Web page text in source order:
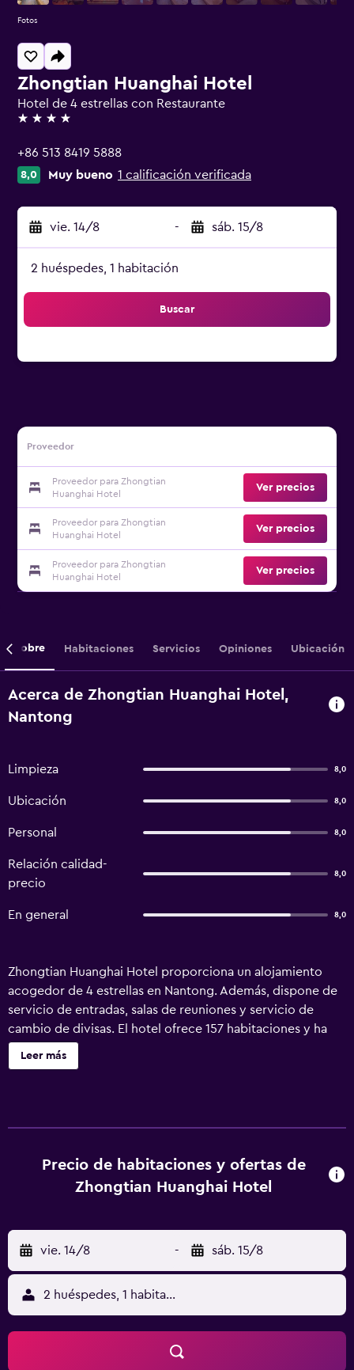
Zhongtian Huanghai Hotel
Hotel de 4 estrellas con Restaurante
4 estrellas
+86 513 8419 5888
8,0 Muy bueno 1 calificación verificada
vie. 14/8 - sáb. 15/8
2 huéspedes, 1 habitación
Buscar
Proveedor
Proveedor para Zhongtian
Huanghai Hotel
Ver precios
Proveedor para Zhongtian
Huanghai Hotel
Ver precios
Proveedor para Zhongtian
Huanghai Hotel
Ver precios
Fotos
Sobre Habitaciones Servicios Opiniones Ubicación
Acerca de Zhongtian Huanghai Hotel,
Nantong
Limpieza 8,0
Ubicación 8,0
Personal 8,0
Relación calidad-
precio
8,0
En general 8,0
Zhongtian Huanghai Hotel proporciona un alojamiento
acogedor de 4 estrellas en Nantong. Además, dispone de
servicio de entradas, salas de reuniones y servicio de
cambio de divisas. El hotel ofrece 157 habitaciones y ha
sido renovado recientemente. Asimismo, dispone de
internet inalámbrico. El hotel cuenta con habitaciones con
hacer té y café. Los huéspedes del hotel pueden probar la
comida china que se ofrece en el restaurante, que además
Leer más
Precio de habitaciones y ofertas de
Zhongtian Huanghai Hotel
vie. 14/8 - sáb. 15/8
2 huéspedes, 1 habitación